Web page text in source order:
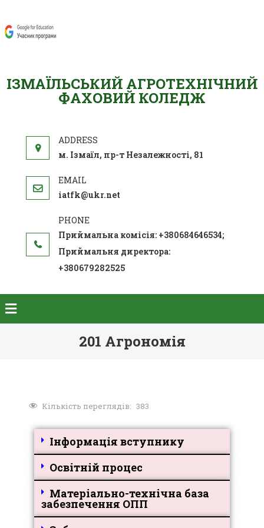
ІЗМАЇЛЬСЬКИЙ АГРОТЕХНІЧНИЙ
ФАХОВИЙ КОЛЕДЖ
м. Ізмаїл, пр-т Незалежності, 81
iatfk@ukr.net
Приймальна комісія: +380684646534;
Приймальня директора:
+380679282525
201 Агрономія
Кількість переглядів: 383
Інформація вступнику
Освітній процес
Матеріально-технічна база
забезпечення ОПП